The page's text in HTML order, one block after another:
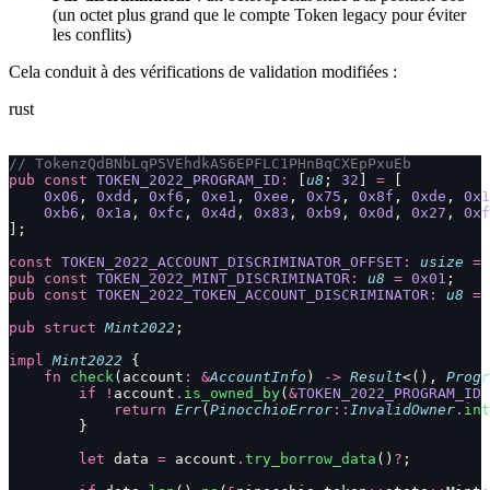
(un octet plus grand que le compte Token legacy pour éviter
les conflits)
Cela conduit à des vérifications de validation modifiées :
rust
// TokenzQdBNbLqP5VEhdkAS6EPFLC1PHnBqCXEpPxuEb
pub const TOKEN_2022_PROGRAM_ID : u8 ; 32 =
    0x06
, 0xdd , 0xf6 , 0xe1 , 0xee , 0x75 , 0x8f , 0xde ,
    0xb6
, 0x1a , 0xfc , 0x4d , 0x83 , 0xb9 , 0x0d , 0x27 ,
];
const TOKEN_2022_ACCOUNT_DISCRIMINATOR_OFFSET : usize =
pub const TOKEN_2022_MINT_DISCRIMINATOR : u8 = 0x01 ;
pub const TOKEN_2022_TOKEN_ACCOUNT_DISCRIMINATOR : u8 =
pub struct Mint2022 ;
impl
Mint2022 {
    fn
check (account : &AccountInfo ) -> Result<(),
        if
! account . is_owned_by( &TOKEN_2022_PROGRAM_ID
            return
Err( PinocchioError :: InvalidOwner .
        }
        let
data = account . try_borrow_data () ? ;